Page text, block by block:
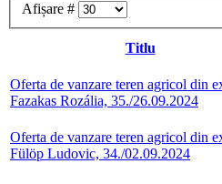
Afișare #
Titlu
Oferta de vanzare teren agricol din
Fazakas Rozália, 35./26.09.2024
Oferta de vanzare teren agricol din
Fülöp Ludovic, 34./02.09.2024